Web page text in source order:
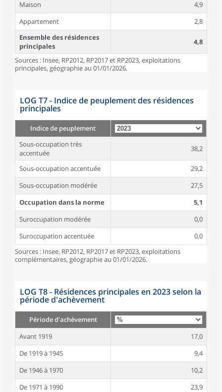
Maison
4,9
Appartement
2,8
Ensemble des résidences
principales
4,8
Sources : Insee, RP2012, RP2017 et RP2023, exploitations
principales, géographie au 01/01/2026.
LOG T7 - Indice de peuplement des résidences
principales
Indice de peuplement
Sous-occupation très
accentuée
38,2
Sous-occupation accentuée
29,2
Sous-occupation modérée
27,5
Occupation dans la norme
5,1
Suroccupation modérée
0,0
Suroccupation accentuée
0,0
Sources : Insee, RP2012, RP2017 et RP2023, exploitations
complémentaires, géographie au 01/01/2026.
LOG T8 - Résidences principales en 2023 selon la
période d'achèvement
Période d'achèvement
Avant 1919
17,0
De 1919 à 1945
9,4
De 1946 à 1970
10,2
De 1971 à 1990
23,9